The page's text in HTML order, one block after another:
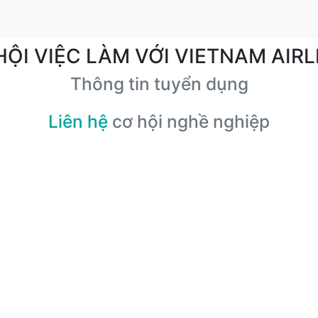
VIỆC LÀM VỚI VIETNAM
Thông tin tuyển dụng
Liên hệ cơ hội nghề nghiệp